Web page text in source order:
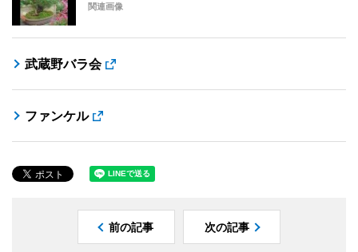
関連画像
武蔵野バラ会
ファンケル
前の記事 次の記事